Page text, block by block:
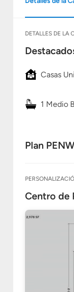
DETALLES DE LA
Casas
1 Medio
Plan
Centro de